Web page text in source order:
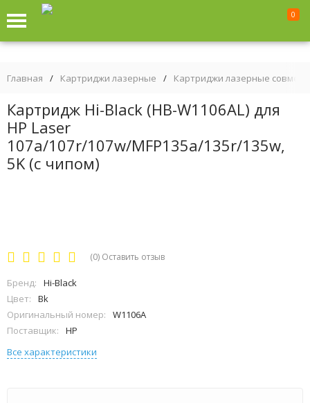
0
Главная / Картриджи лазерные / Картриджи лазерные
Картридж Hi-Black (HB-W1106AL) для
HP Laser
107a/107r/107w/MFP135a/135r/135w,
5K (с чипом)
(0) Оставить отзыв
Бренд:
Hi-Black
Цвет:
Bk
Оригинальный номер:
W1106A
Поставщик:
HP
Все характеристики